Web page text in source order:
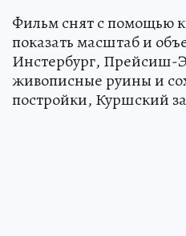
Фильм снят с помощью
показать масштаб и
Инстербург, Прейсиш-
живописные руины и
постройки, Куршский